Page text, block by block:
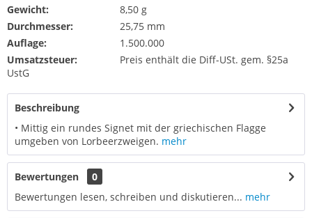
Gewicht:
8,50 g
Durchmesser:
25,75 mm
Auflage:
1.500.000
Umsatzsteuer:
Preis enthält die Diff-USt. gem. §25a
UstG
Beschreibung
• Mittig ein rundes Signet mit der griechischen Flagge
umgeben von Lorbeerzweigen. mehr
Bewertungen
0
Bewertungen lesen, schreiben und diskutieren... mehr